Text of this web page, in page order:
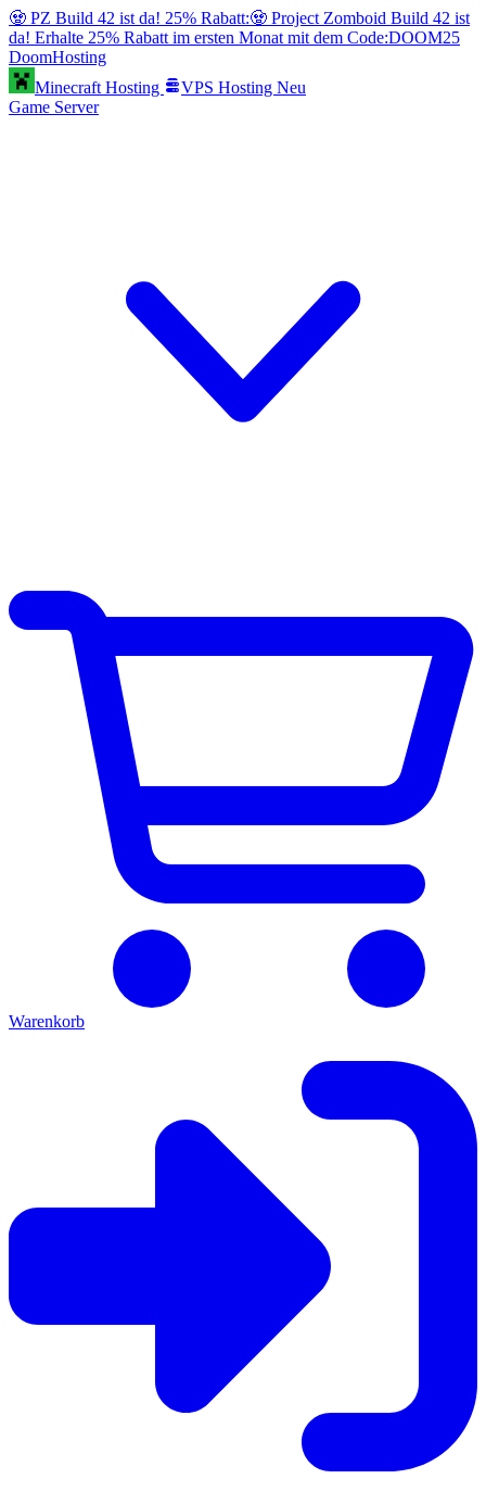
🧟 PZ Build 42 ist da! 25% Rabatt:🧟 Project Zomboid Build 42 ist
da! Erhalte 25% Rabatt im ersten Monat mit dem Code:DOOM25
DoomHosting
Minecraft Hosting
VPS Hosting Neu
Game Server
Warenkorb